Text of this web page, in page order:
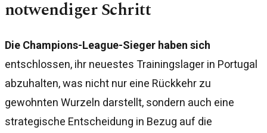
notwendiger Schritt
Die Champions-League-Sieger haben sich
entschlossen, ihr neuestes Trainingslager in Portugal
abzuhalten, was nicht nur eine Rückkehr zu
gewohnten Wurzeln darstellt, sondern auch eine
strategische Entscheidung in Bezug auf die